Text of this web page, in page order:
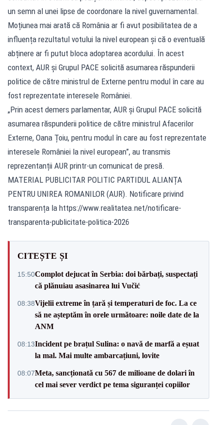
un semn al unei lipse de coordonare la nivel guvernamental.
Moțiunea mai arată că România ar fi avut posibilitatea de a
influența rezultatul votului la nivel european și că o eventuală
abținere ar fi putut bloca adoptarea acordului. În acest
context, AUR și Grupul PACE solicită asumarea răspunderii
politice de către ministrul de Externe pentru modul în care au
fost reprezentate interesele României.
„Prin acest demers parlamentar, AUR și Grupul PACE solicită
asumarea răspunderii politice de către ministrul Afacerilor
Externe, Oana Țoiu, pentru modul în care au fost reprezentate
interesele României la nivel european”, au transmis
reprezentanții AUR printr-un comunicat de presă.
MATERIAL PUBLICITAR POLITIC PARTIDUL ALIANȚA
PENTRU UNIREA ROMANILOR (AUR). Notificare privind
transparența la https://www.realitatea.net/notificare-
transparenta-publicitate-politica-2026
CITEȘTE ȘI
15:50Complot dejucat în Serbia: doi bărbați, suspectați
că plănuiau asasinarea lui Vučić
08:38Vijelii extreme în țară și temperaturi de foc. La ce
să ne așteptăm în orele următoare: noile date de la
ANM
08:13Incident pe brațul Sulina: o navă de marfă a eșuat
la mal. Mai multe ambarcațiuni, lovite
08:07Meta, sancționată cu 567 de milioane de dolari în
cel mai sever verdict pe tema siguranței copiilor